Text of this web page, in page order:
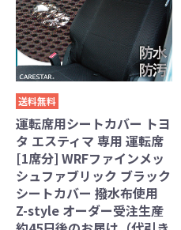
送料無料
運転席用シートカバー トヨ
タ エスティマ 専用 運転席
[1席分] WRFファインメッ
シュファブリック ブラック
シートカバー 撥水布使用
Z-style オーダー受注生産